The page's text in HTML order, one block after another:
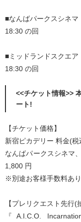
■なんばパークスシネマ
18:30 の回
■ミッドランドスクエア
18:30 の回
<<チケット情報>>
ート!
【チケット価格】
新宿ピカデリー 料金(
なんばパークスシネマ
1,800 円
※別途お客様手数料あり
【プレリクエスト先行(
『A.I.C.O.